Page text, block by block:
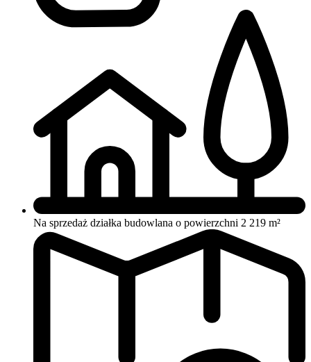
Na sprzedaż działka budowlana o powierzchni 2 219 m²